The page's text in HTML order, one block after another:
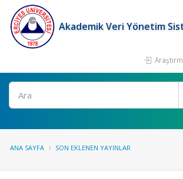
Akademik Veri Yönetim
Ara
ANA SAYFA SON EKLENEN YAYINLAR